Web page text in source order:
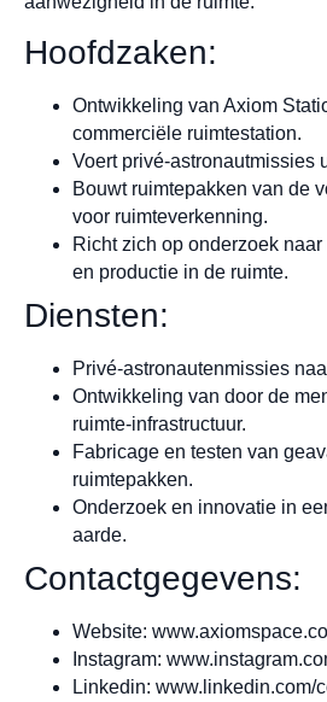
Hoofdzaken:
Ontwikkeling van Axiom
commerciële ruimtestation.
Voert privé-astronautmissies
Bouwt ruimtepakken van de
voor ruimteverkenning.
Richt zich op onderzoek
en productie in de ruimte.
Diensten:
Privé-astronautenmissies
Ontwikkeling van door de
ruimte-infrastructuur.
Fabricage en testen van
ruimtepakken.
Onderzoek en innovatie in
aarde.
Contactgegevens:
Website:
Instagram:
Linkedin: www.linkedin.com/